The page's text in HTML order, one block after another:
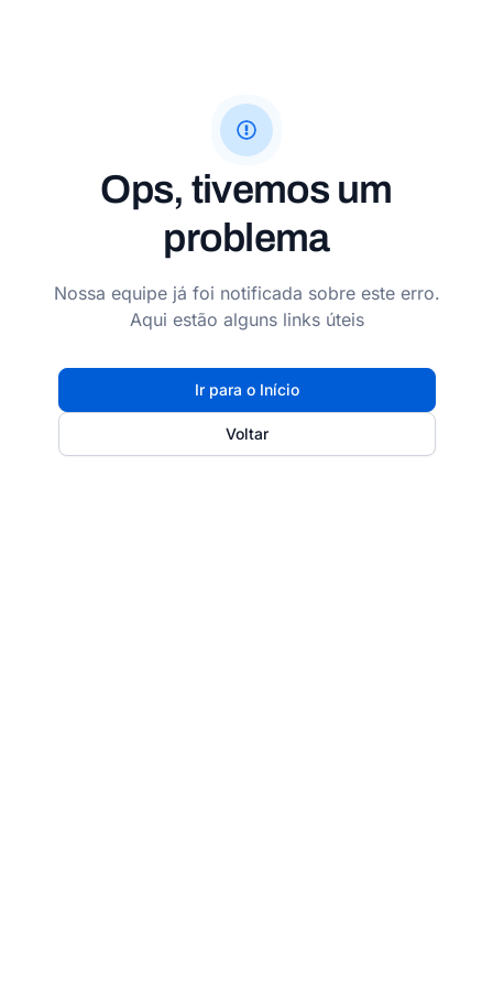
Ops, tivemos um
problema
Nossa equipe já foi notificada sobre este erro.
Aqui estão alguns links úteis
Ir para o Início
Voltar